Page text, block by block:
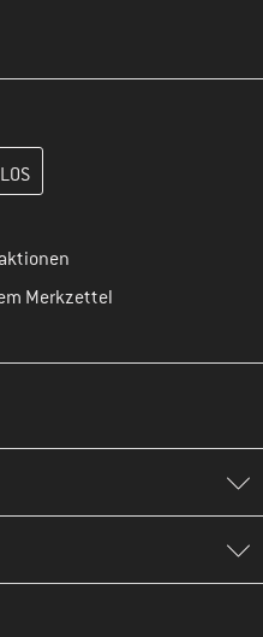
und erstelle im nächsten
Merkzettel